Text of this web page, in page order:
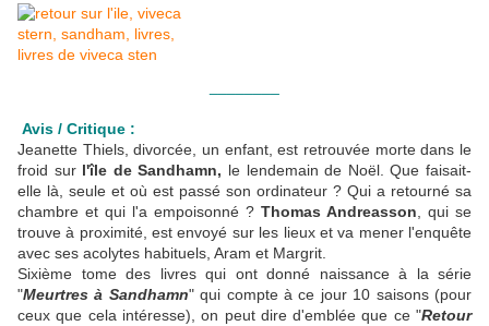
Avis / Critique :
Jeanette Thiels, divorcée, un enfant, est retrouvée morte dans le
froid surl'île de Sandhamn, le lendemain de Noël. Que faisait-
elle là, seule et où est passé son ordinateur ? Qui a retourné sa
chambre et qui l'a empoisonné ? Thomas Andreasson , qui se
trouve à proximité, est envoyé sur les lieux et va mener l'enquête
avec ses acolytes habituels, Aram et Margrit.
Sixième tome des livres qui ont donné naissance à la série
"Meurtres à Sandhamn" qui compte à ce jour 10 saisons (pour
ceux que cela intéresse), on peut dire d'emblée que ce "Retour